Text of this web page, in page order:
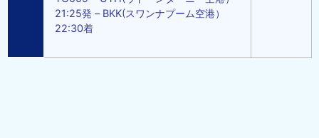
21:25発 – BKK(スワンナプーム空港）
22:30着